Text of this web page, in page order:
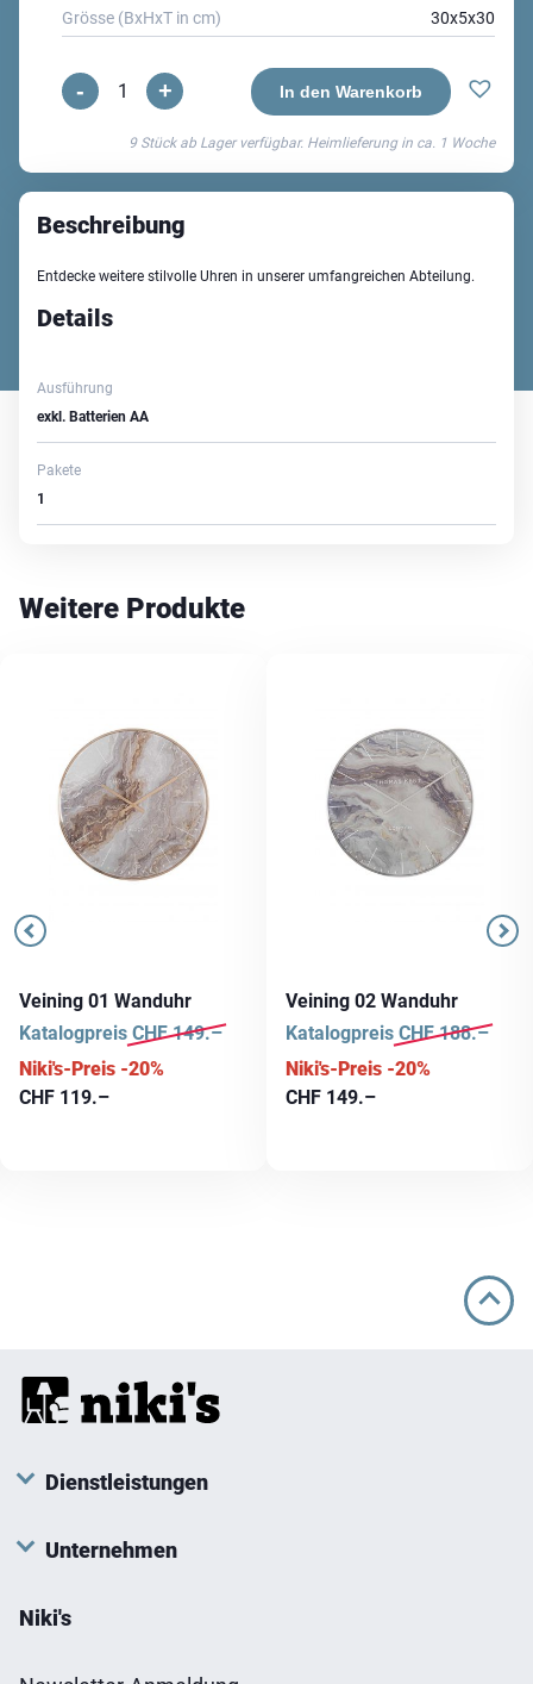
Grösse (BxHxT in cm)
30x5x30
-
Hervar
Wanduhr
Menge
+ In den Warenkorb
9 Stück ab Lager verfügbar. Heimlieferung in ca. 1 Woche
Beschreibung
Entdecke weitere stilvolle Uhren in unserer umfangreichen Abteilung.
Details
Ausführung
exkl. Batterien AA
Pakete
1
Weitere Produkte
Veining 01 Wanduhr
Katalogpreis CHF149.–
Niki's-Preis -20%
CHF 119.–
Veining 02 Wanduhr
Katalogpreis CHF188.–
Niki's-Preis -20%
CHF 149.–
Dienstleistungen
Unternehmen
Niki's